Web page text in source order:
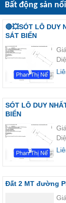
Bất động sản
🔴💥SÓT LÔ DUY
SÁT BIỂN
SÓT LÔ DUY
BIỂN
Đất 2 MT đường